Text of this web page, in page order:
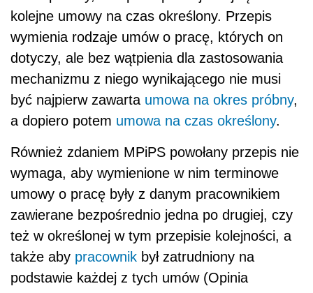
kolejne umowy na czas określony. Przepis
wymienia rodzaje umów o pracę, których on
dotyczy, ale bez wątpienia dla zastosowania
mechanizmu z niego wynikającego nie musi
być najpierw zawarta umowa na okres próbny,
a dopiero potem umowa na czas określony.
Również zdaniem MPiPS powołany przepis nie
wymaga, aby wymienione w nim terminowe
umowy o pracę były z danym pracownikiem
zawierane bezpośrednio jedna po drugiej, czy
też w określonej w tym przepisie kolejności, a
także aby pracownik był zatrudniony na
podstawie każdej z tych umów (Opinia